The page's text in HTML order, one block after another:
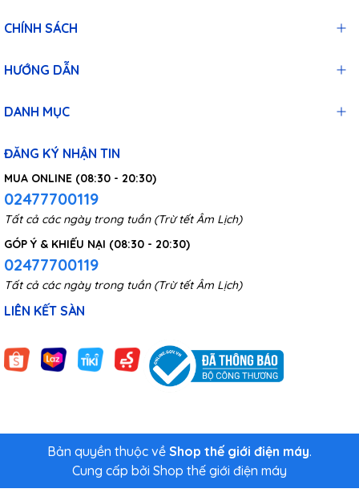
CHÍNH SÁCH
HƯỚNG DẪN
DANH MỤC
ĐĂNG KÝ NHẬN TIN
MUA ONLINE (08:30 - 20:30)
02477700119
Tất cả các ngày trong tuần (Trừ tết Âm Lịch)
GÓP Ý & KHIẾU NẠI (08:30 - 20:30)
02477700119
Tất cả các ngày trong tuần (Trừ tết Âm Lịch)
LIÊN KẾT SÀN
Bản quyền thuộc về Shop thế giới điện máy.
Cung cấp bởi Shop thế giới điện máy